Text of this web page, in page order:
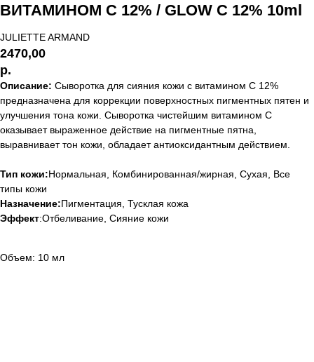
ВИТАМИНОМ С 12% / GLOW C 12% 10ml
JULIETTE ARMAND
2470,00
р.
Описание: Сыворотка для сияния кожи с витамином С 12%
предназначена для коррекции поверхностных пигментных пятен и
улучшения тона кожи. Сыворотка чистейшим витамином С
оказывает выраженное действие на пигментные пятна,
выравнивает тон кожи, обладает антиоксидантным действием.
Тип кожи:Нормальная, Комбинированная/жирная, Сухая, Все
типы кожи
Назначение:Пигментация, Тусклая кожа
Эффект:Отбеливание, Cияние кожи
Объем: 10 мл